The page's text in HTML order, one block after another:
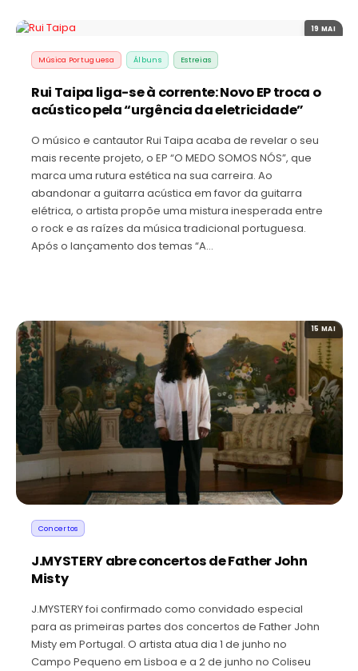
19 MAI
Música Portuguesa Álbuns Estreias
Rui Taipa liga-se à corrente: Novo EP troca o
acústico pela “urgência da eletricidade”
O músico e cantautor Rui Taipa acaba de revelar o seu
mais recente projeto, o EP “O MEDO SOMOS NÓS”, que
marca uma rutura estética na sua carreira. Ao
abandonar a guitarra acústica em favor da guitarra
elétrica, o artista propõe uma mistura inesperada entre
o rock e as raízes da música tradicional portuguesa.
Após o lançamento dos temas “A…
15 MAI
Concertos
J.MYSTERY abre concertos de Father John
Misty
J.MYSTERY foi confirmado como convidado especial
para as primeiras partes dos concertos de Father John
Misty em Portugal. O artista atua dia 1 de junho no
Campo Pequeno em Lisboa e a 2 de junho no Coliseu